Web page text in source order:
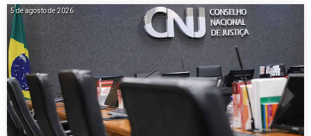
5 de agosto de 2026